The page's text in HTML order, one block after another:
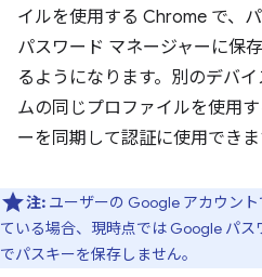
イルを使用する Chrome で、
パスワード マネージャーに保
るようになります。別のデバ
ムの同じプロファイルを使用
ーを同期して認証に使用できま
注: ユーザーの Google アカウン
ている場合、現時点では Google パス
でパスキーを保存しません。